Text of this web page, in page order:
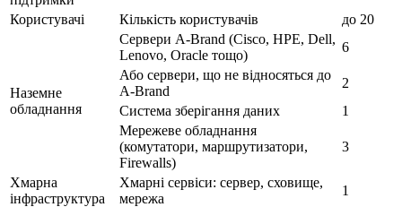
Користувачі
Кількість користувачів до 20
Наземне
обладнання
Сервери A-Brand (Cisco, HPE, Dell,
Lenovo, Oracle тощо)
6
Або сервери, що не відносяться до
A-Brand
2
Система зберігання даних
1
Мережеве обладнання
(комутатори, маршрутизатори,
Firewalls)
3
Хмарна
інфраструктура
Хмарні сервіси: сервер, сховище,
мережа
1